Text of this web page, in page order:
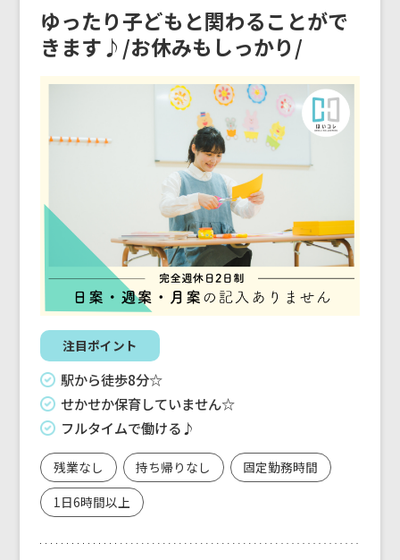
ゆったり子どもと関わることがで
きます♪/お休みもしっかり/
注目ポイント
駅から徒歩8分☆
せかせか保育していません☆
フルタイムで働ける♪
残業なし 持ち帰りなし
固定勤務時間
1日6時間以上